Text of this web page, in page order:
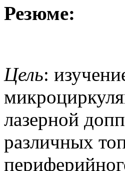
Резюме:
Цель:
лазерной
различных